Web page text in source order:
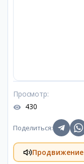
Просмотр:
430
Поделиться:
Продвижение